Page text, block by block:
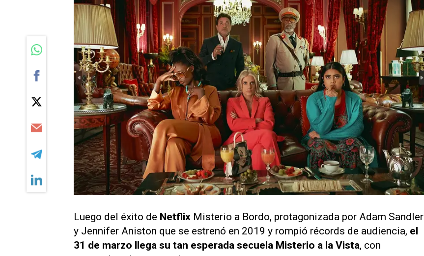
Luego del éxito de Netflix Misterio a Bordo, protagonizada por Adam Sandler
y Jennifer Aniston que se estrenó en 2019 y rompió récords de audiencia, el
31 de marzo llega su tan esperada secuela Misterio a la Vista, con